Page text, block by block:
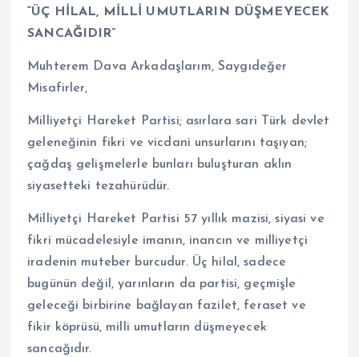
“ÜÇ HİLAL, MİLLİ UMUTLARIN DÜŞMEYECEK
SANCAĞIDIR”
Muhterem Dava Arkadaşlarım, Saygıdeğer
Misafirler,
Milliyetçi Hareket Partisi; asırlara sari Türk devlet
geleneğinin fikri ve vicdani unsurlarını taşıyan;
çağdaş gelişmelerle bunları buluşturan aklın
siyasetteki tezahürüdür.
Milliyetçi Hareket Partisi 57 yıllık mazisi, siyasi ve
fikri mücadelesiyle imanın, inancın ve milliyetçi
iradenin muteber burcudur. Üç hilal, sadece
bugünün değil, yarınların da partisi, geçmişle
geleceği birbirine bağlayan fazilet, feraset ve
fikir köprüsü, milli umutların düşmeyecek
sancağıdır.